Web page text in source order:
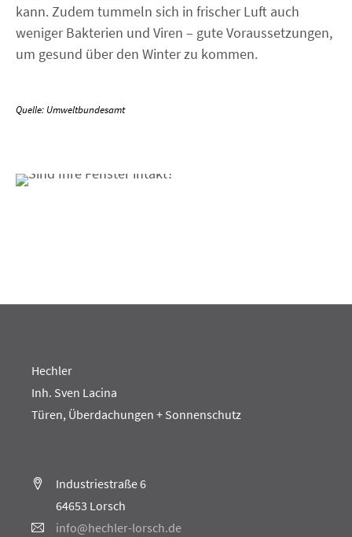
kann. Zudem tummeln sich in frischer Luft auch
weniger Bakterien und Viren – gute Voraussetzungen,
um gesund über den Winter zu kommen.
Quelle: Umweltbundesamt
Hechler
Inh. Sven Lacina
Türen, Überdachungen + Sonnenschutz
Industriestraße 6
64653 Lorsch
info@hechler-lorsch.de